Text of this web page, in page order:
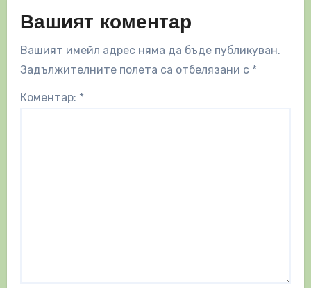
Вашият коментар
Вашият имейл адрес няма да бъде публикуван.
Задължителните полета са отбелязани с *
Коментар: *